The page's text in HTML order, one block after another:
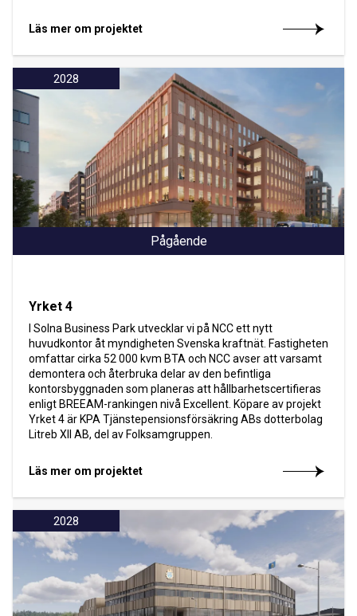
Läs mer om projektet
2028
Pågående
Yrket 4
I Solna Business Park utvecklar vi på NCC ett nytt
huvudkontor åt myndigheten Svenska kraftnät. Fastigheten
omfattar cirka 52 000 kvm BTA och NCC avser att varsamt
demontera och återbruka delar av den befintliga
kontorsbyggnaden som planeras att hållbarhetscertifieras
enligt BREEAM-rankingen nivå Excellent. Köpare av projekt
Yrket 4 är KPA Tjänstepensionsförsäkring ABs dotterbolag
Litreb XII AB, del av Folksamgruppen.
Läs mer om projektet
2028